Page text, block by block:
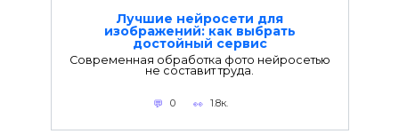
Лучшие нейросети для
изображений: как выбрать
достойный сервис
Современная обработка фото нейросетью
не составит труда.
0 1.8к.